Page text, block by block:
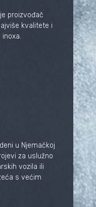
proizvođač
kvalitete i
u Njemačkoj
za uslužno
vozila ili
s većim